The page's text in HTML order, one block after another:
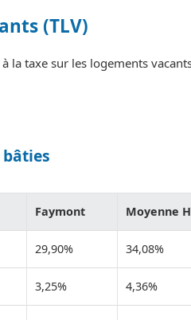
(TLV)
la taxe sur les logements
Faymont Moyenne
29,90% 34,08%
3,25% 4,36%